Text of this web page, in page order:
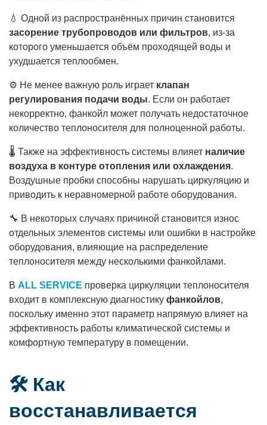
💧 Одной из распространённых причин становится
засорение трубопроводов или фильтров, из-за
которого уменьшается объём проходящей воды и
ухудшается теплообмен.
⚙️ Не менее важную роль играет клапан
регулирования подачи воды. Если он работает
некорректно, фанкойл может получать недостаточное
количество теплоносителя для полноценной работы.
🌡 Также на эффективность системы влияет наличие
воздуха в контуре отопления или охлаждения.
Воздушные пробки способны нарушать циркуляцию и
приводить к неравномерной работе оборудования.
🔧 В некоторых случаях причиной становится износ
отдельных элементов системы или ошибки в настройке
оборудования, влияющие на распределение
теплоносителя между несколькими фанкойлами.
В ALL SERVICE проверка циркуляции теплоносителя
входит в комплексную диагностику фанкойлов,
поскольку именно этот параметр напрямую влияет на
эффективность работы климатической системы и
комфортную температуру в помещении.
🛠 Как
восстанавливается